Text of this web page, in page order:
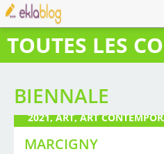
BIENNALE
MARCIGNY